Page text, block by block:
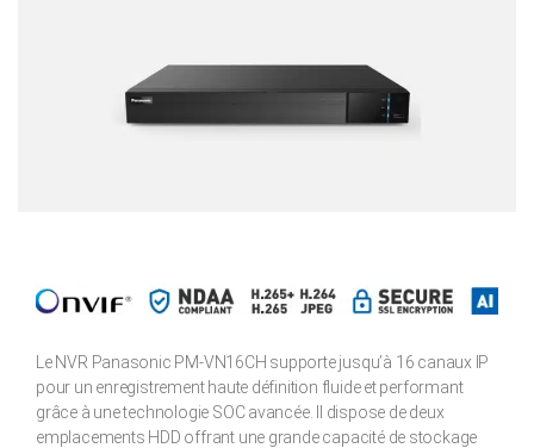
Le NVR Panasonic PM-VN16CH supporte jusqu’à 16 canaux IP
pour un enregistrement haute définition fluide et performant
grâce à une technologie SOC avancée. Il dispose de deux
emplacements HDD offrant une grande capacité de stockage